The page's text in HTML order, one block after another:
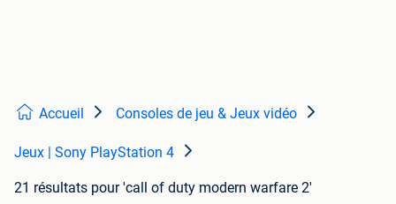
Accueil Consoles de jeu & Jeux vidéo
Jeux | Sony PlayStation 4
21 résultats pour 'call of duty modern warfare 2'